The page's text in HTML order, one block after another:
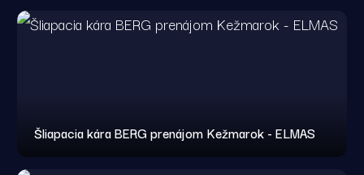
Šliapacia kára BERG prenájom Kežmarok - ELMAS